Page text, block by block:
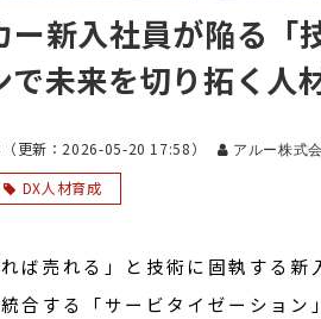
ー新入社員が陥る
で未来を切り拓く人
（更新： 2026-05-20 17:58） アルー株式
DX人材育成
れば売れる」と技術に固執する
合する「サービタイゼーショ